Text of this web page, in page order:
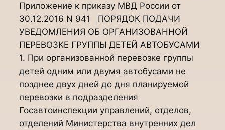
Приложение к приказу МВД России от
30.12.2016 N 941 ПОРЯДОК ПОДАЧИ
УВЕДОМЛЕНИЯ ОБ ОРГАНИЗОВАННОЙ
ПЕРЕВОЗКЕ ГРУППЫ ДЕТЕЙ АВТОБУСАМИ
1. При организованной перевозке группы
детей одним или двумя автобусами не
позднее двух дней до дня планируемой
перевозки в подразделения
Госавтоинспекции управлений, отделов,
отделений Министерства внутренних дел